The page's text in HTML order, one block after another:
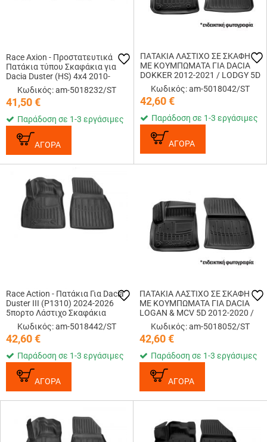
Race Axion - Προστατευτικά
Πατάκια τύπου Σκαφάκια για
Dacia Duster (HS) 4x4 2010-
2018 5πορτο υλικό Λάστιχο με
Κουμπώματα - 2 τεμ.
(5018232/ST)
Κωδικός: am-5018232/ST
41,50€
Παράδοση σε 1-3 εργάσιμες
ΑΓΟΡΑ
ΠΑΤΑΚΙA ΛΑΣΤΙΧΟ ΣΕ ΣΚΑΦΗ
ME KOYMΠΩΜΑΤΑ ΓΙΑ DACIA
DOKKER 2012-2021 / LODGY 5D
2012-2022 / RENAULT EXPRESS
2D 2021+ RACE AXION - 2 Τεμ.
Κωδικός: am-5018042/ST
42,60€
Παράδοση σε 1-3 εργάσιμες
ΑΓΟΡΑ
Race Action - Πατάκια Για Dacia
Duster III (P1310) 2024-2026
5πορτο Λάστιχο Σκαφάκια
Προστατευτικά Με
Κουμπώματα υλικό Λάστιχο για
Επιβατικά Αυτοκί...
Κωδικός: am-5018442/ST
42,60€
Παράδοση σε 1-3 εργάσιμες
ΑΓΟΡΑ
ΠΑΤΑΚΙA ΛΑΣΤΙΧΟ ΣΕ ΣΚΑΦΗ
ME KOYMΠΩΜΑΤΑ ΓΙΑ DACIA
LOGAN & MCV 5D 2012-2020 /
SANDERO & STEPWAY 5D 2012-
2020 RACE AXION - 2 Τεμ.
Κωδικός: am-5018052/ST
42,60€
Παράδοση σε 1-3 εργάσιμες
ΑΓΟΡΑ